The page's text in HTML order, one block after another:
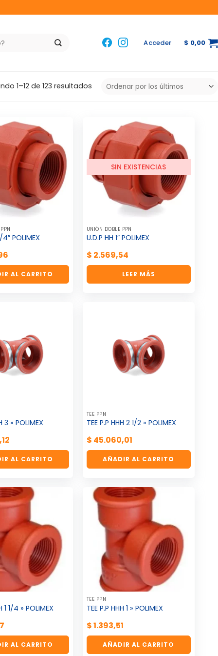
Acceder $ 0,00
1–12 de 123 resultados Ordenado
4″ POLIMEX
AL CARRITO
SIN EXISTENCIAS
UNIÓN DOBLE PPN
U.D.P HH 1″ POLIMEX
$ 2.569,54
LEER MÁS
3 » POLIMEX
AL CARRITO
TEE PPN
TEE P.P HHH 2 1/2 » POLIMEX
$ 45.060,01
AÑADIR AL CARRITO
1 1/4 » POLIMEX
AL CARRITO
TEE PPN
TEE P.P HHH 1 » POLIMEX
$1.393,51
AÑADIR AL CARRITO